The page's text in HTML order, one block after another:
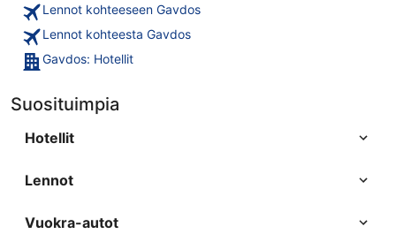
Lennot kohteeseen Gavdos
Lennot kohteesta Gavdos
Gavdos: Hotellit
Suosituimpia
Hotellit
Lennot
Vuokra-autot